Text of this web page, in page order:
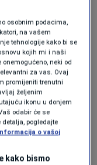
ispred
drugih pola
bržim
je prvi,
osobnim podacima,
na vašem
tehnologije kako bi se
kojih mi i naši
neki od
za vas. Ovaj
promijeniti trenutni
željenim
ikonu u donjem
odabir će se
pogledajte
o vašoj
kako bismo